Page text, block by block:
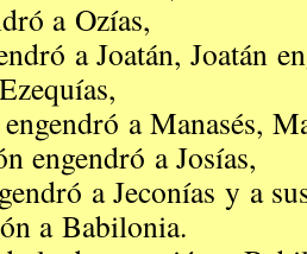
a Ozías,
a Joatán, Joatán
a Manasés,
engendró a Josías,
a Jeconías y a
a Babilonia.